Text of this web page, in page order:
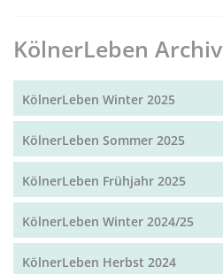
KölnerLeben Archiv
KölnerLeben Winter 2025
KölnerLeben Sommer 2025
KölnerLeben Frühjahr 2025
KölnerLeben Winter 2024/25
KölnerLeben Herbst 2024